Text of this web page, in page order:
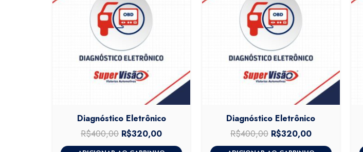
Diagnóstico Eletrônico
R$400,00 O
preço
R$320,00
preço
Diagnóstico Eletrônico
R$400,00 O
preço
R$320,00O
preço